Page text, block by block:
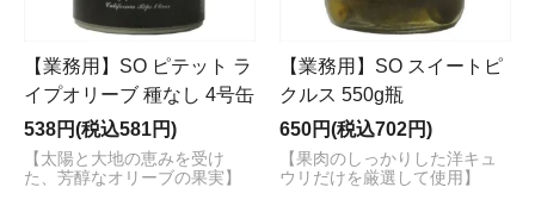
【業務用】SO ピテット ラ
イプオリーブ 種なし 4号缶
538円(税込581円)
【太陽と大地の恵みを受け
た、芳醇なオリーブの果実】
【業務用】SO スイートピ
クルス 550g瓶
650円(税込702円)
【果肉のしっかりした洋キュ
ウリだけを厳選して使用】